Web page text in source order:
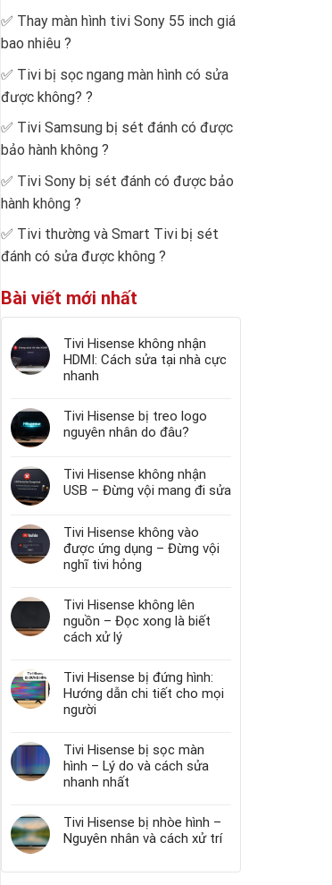
✅ Thay màn hình tivi Sony 55 inch giá
bao nhiêu ?
✅ Tivi bị sọc ngang màn hình có sửa
được không? ?
✅ Tivi Samsung bị sét đánh có được
bảo hành không ?
✅ Tivi Sony bị sét đánh có được bảo
hành không ?
✅ Tivi thường và Smart Tivi bị sét
đánh có sửa được không ?
Bài viết mới nhất
Tivi Hisense không nhận
HDMI: Cách sửa tại nhà cực
nhanh
Tivi Hisense bị treo logo
nguyên nhân do đâu?
Tivi Hisense không nhận
USB – Đừng vội mang đi sửa
Tivi Hisense không vào
được ứng dụng – Đừng vội
nghĩ tivi hỏng
Tivi Hisense không lên
nguồn – Đọc xong là biết
cách xử lý
Tivi Hisense bị đứng hình:
Hướng dẫn chi tiết cho mọi
người
Tivi Hisense bị sọc màn
hình – Lý do và cách sửa
nhanh nhất
Tivi Hisense bị nhòe hình –
Nguyên nhân và cách xử trí